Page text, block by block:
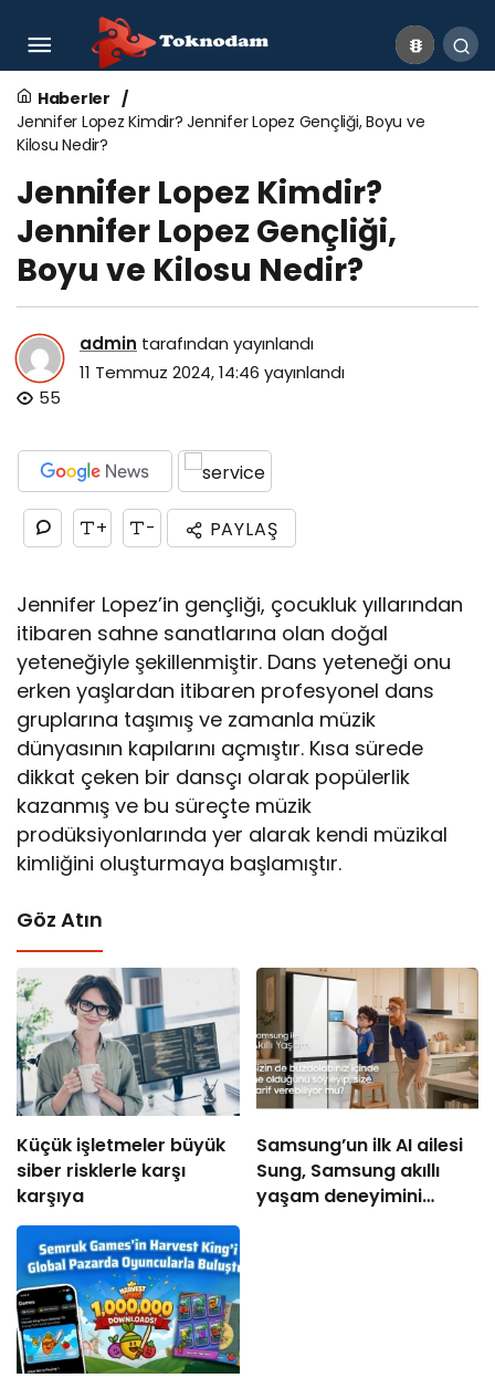
Haberler
Jennifer Lopez Kimdir? Jennifer Lopez Gençliği, Boyu ve
Kilosu Nedir?
Jennifer Lopez Kimdir?
Jennifer Lopez Gençliği,
Boyu ve Kilosu Nedir?
admin tarafından yayınlandı
11 Temmuz 2024, 14:46 yayınlandı
55
+ - PAYLAŞ
Jennifer Lopez’in gençliği, çocukluk yıllarından
itibaren sahne sanatlarına olan doğal
yeteneğiyle şekillenmiştir. Dans yeteneği onu
erken yaşlardan itibaren profesyonel dans
gruplarına taşımış ve zamanla müzik
dünyasının kapılarını açmıştır. Kısa sürede
dikkat çeken bir dansçı olarak popülerlik
kazanmış ve bu süreçte müzik
prodüksiyonlarında yer alarak kendi müzikal
kimliğini oluşturmaya başlamıştır.
Göz Atın
Küçük işletmeler büyük
siber risklerle karşı
karşıya
Samsung’un ilk AI ailesi
Sung, Samsung akıllı
yaşam deneyimini
Jennifer Lopez Kimdir? Jennifer Lopez Gençliği,
Boyu ve Kilosu Nedir?